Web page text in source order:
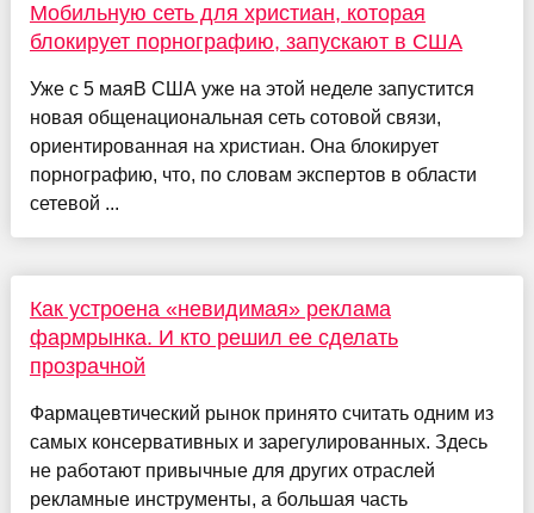
Мобильную сеть для христиан, которая
блокирует порнографию, запускают в США
Уже с 5 маяВ США уже на этой неделе запустится
новая общенациональная сеть сотовой связи,
ориентированная на христиан. Она блокирует
порнографию, что, по словам экспертов в области
сетевой ...
Как устроена «невидимая» реклама
фармрынка. И кто решил ее сделать
прозрачной
Фармацевтический рынок принято считать одним из
самых консервативных и зарегулированных. Здесь
не работают привычные для других отраслей
рекламные инструменты, а большая часть